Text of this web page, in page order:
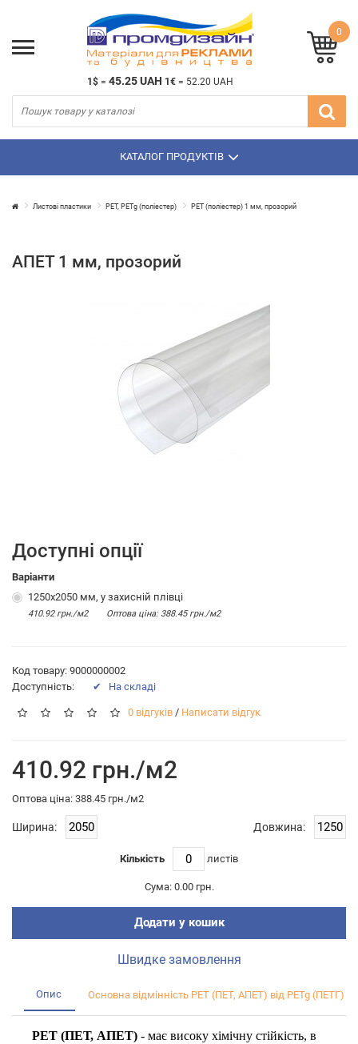
1$ = 45.25 UAH 1€ = 52.20 UAH
0
КАТАЛОГ ПРОДУКТІВ
Листові пластики PET, PETg (поліестер) PET (поліестер) 1 мм, прозорий
АПЕТ 1 мм, прозорий
Доступні опції
Варіанти
1250х2050 мм, у захисній плівці
410.92 грн./м2 Оптова цiна: 388.45 грн./м2
Код товару: 9000000002
Доступність:
✔ На складі
0 відгуків / Написати відгук
410.92 грн./м2
Оптова цiна: 388.45 грн./м2
Ширина: Довжина:
Кількість листiв
Сума: 0.00 грн.
Додати у кошик
Швидке замовлення
Опис Основна відмінність PET (ПЕТ, АПЕТ) від PETg (ПЕТГ)
PET (ПЕТ, АПЕТ) - має високу хімічну стійкість, в